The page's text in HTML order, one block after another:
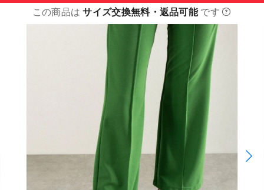
この商品はサイズ交換無料・返品可能です